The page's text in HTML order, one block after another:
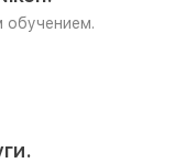
обучением.